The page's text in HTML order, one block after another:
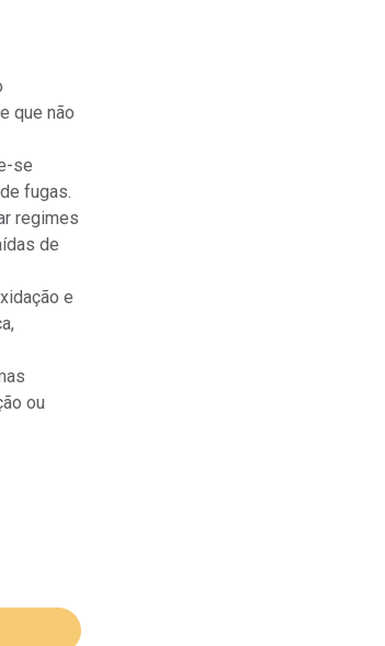
que não
se
fugas.
regimes
de
e
ou